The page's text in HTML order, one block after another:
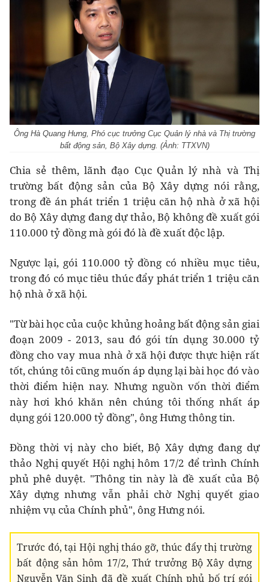
Ông Hà Quang Hưng, Phó cục trưởng Cục Quản lý nhà và Thị trường
bất động sản, Bộ Xây dựng. (Ảnh: TTXVN)
Chia sẻ thêm, lãnh đạo Cục Quản lý nhà và Thị
trường bất động sản của Bộ Xây dựng nói rằng,
trong đề án phát triển 1 triệu căn hộ nhà ở xã hội
do Bộ Xây dựng đang dự thảo, Bộ không đề xuất gói
110.000 tỷ đồng mà gói đó là đề xuất độc lập.
Ngược lại, gói 110.000 tỷ đồng có nhiều mục tiêu,
trong đó có mục tiêu thúc đẩy phát triển 1 triệu căn
hộ nhà ở xã hội.
"Từ bài học của cuộc khủng hoảng bất động sản giai
đoạn 2009 - 2013, sau đó gói tín dụng 30.000 tỷ
đồng cho vay mua nhà ở xã hội được thực hiện rất
tốt, chúng tôi cũng muốn áp dụng lại bài học đó vào
thời điểm hiện nay. Nhưng nguồn vốn thời điểm
này hơi khó khăn nên chúng tôi thống nhất áp
dụng gói 120.000 tỷ đồng", ông Hưng thông tin.
Đồng thời vị này cho biết, Bộ Xây dựng đang dự
thảo Nghị quyết Hội nghị hôm 17/2 để trình Chính
phủ phê duyệt. "Thông tin này là đề xuất của Bộ
Xây dựng nhưng vẫn phải chờ Nghị quyết giao
nhiệm vụ của Chính phủ", ông Hưng nói.
Trước đó, tại Hội nghị tháo gỡ, thúc đẩy thị trường
bất động sản hôm 17/2, Thứ trưởng Bộ Xây dựng
Nguyễn Văn Sinh đã đề xuất Chính phủ bố trí gói